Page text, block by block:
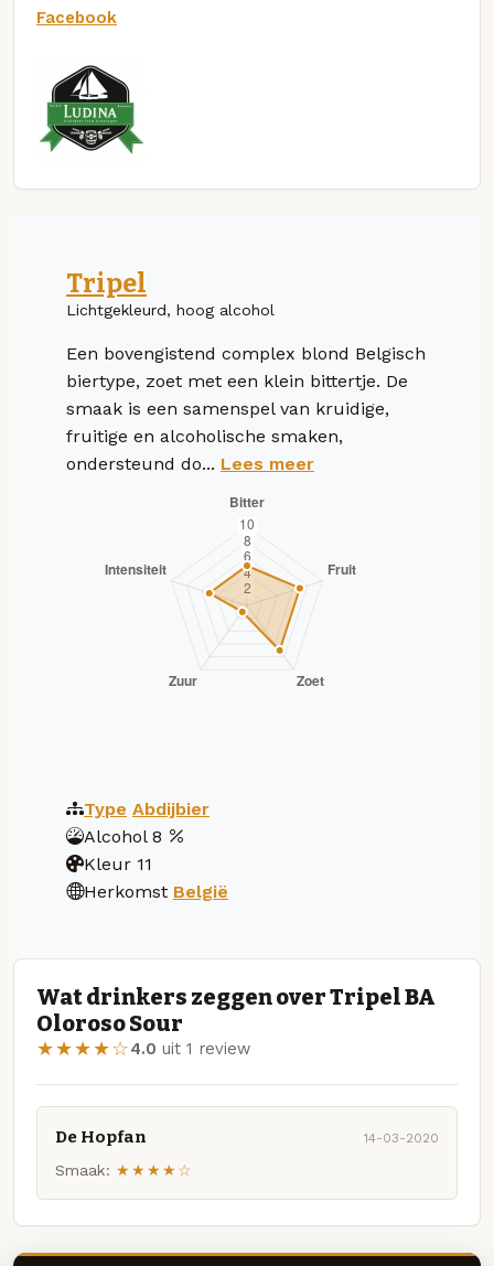
Facebook
Tripel
Lichtgekleurd, hoog alcohol
Een bovengistend complex blond Belgisch
biertype, zoet met een klein bittertje. De
smaak is een samenspel van kruidige,
fruitige en alcoholische smaken,
ondersteund do... Lees meer
Type Abdijbier
Alcohol 8
Kleur 11
Herkomst België
Wat drinkers zeggen over Tripel BA
Oloroso Sour
★★★★☆4.0 uit 1 review
De Hopfan 14-03-2020
Smaak: ★★★★☆